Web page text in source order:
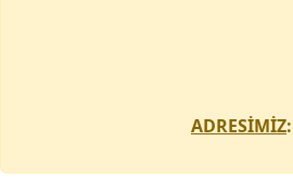
ADRESİMİZ